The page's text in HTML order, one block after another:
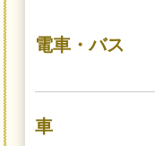
電車・バス
車